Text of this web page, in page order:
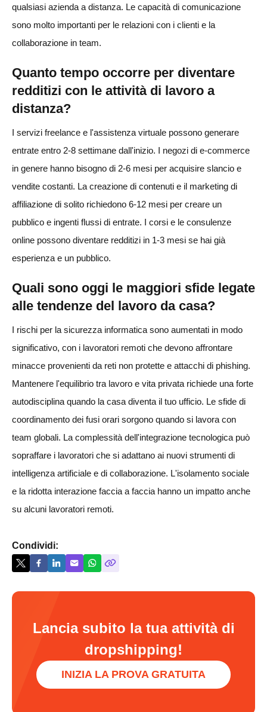
qualsiasi azienda a distanza. Le capacità di comunicazione
sono molto importanti per le relazioni con i clienti e la
collaborazione in team.
Quanto tempo occorre per diventare
redditizi con le attività di lavoro a
distanza?
I servizi freelance e l'assistenza virtuale possono generare
entrate entro 2-8 settimane dall'inizio. I negozi di e-commerce
in genere hanno bisogno di 2-6 mesi per acquisire slancio e
vendite costanti. La creazione di contenuti e il marketing di
affiliazione di solito richiedono 6-12 mesi per creare un
pubblico e ingenti flussi di entrate. I corsi e le consulenze
online possono diventare redditizi in 1-3 mesi se hai già
esperienza e un pubblico.
Quali sono oggi le maggiori sfide legate
alle tendenze del lavoro da casa?
I rischi per la sicurezza informatica sono aumentati in modo
significativo, con i lavoratori remoti che devono affrontare
minacce provenienti da reti non protette e attacchi di phishing.
Mantenere l'equilibrio tra lavoro e vita privata richiede una forte
autodisciplina quando la casa diventa il tuo ufficio. Le sfide di
coordinamento dei fusi orari sorgono quando si lavora con
team globali. La complessità dell'integrazione tecnologica può
sopraffare i lavoratori che si adattano ai nuovi strumenti di
intelligenza artificiale e di collaborazione. L'isolamento sociale
e la ridotta interazione faccia a faccia hanno un impatto anche
su alcuni lavoratori remoti.
Condividi:
Lancia subito la tua attività di
dropshipping!
INIZIA LA PROVA GRATUITA